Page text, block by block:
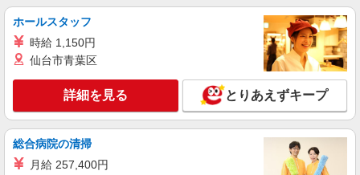
アルバイト パート
コンパスグループ・ジャパン株式会社 21612_p
調理補助【アルバイト・パート】
(試用期間2ヶ月) 残業が発生した場合、残業代を1
分単位で別途支給します。
西武東戸塚ＳＣ店 （神奈川県横浜市戸塚区品
濃町537-1 7階）
キープ 詳細を見る
ホールスタッフ
時給 1,150円
仙台市青葉区
詳細を見る とりあえずキープ
総合病院の清掃
月給 257,400円